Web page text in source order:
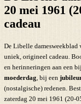
20 mei 1961
cadeau
De Libelle damesweekblad
uniek, origineel cadeau.
en herinneringen aan een
moederdag, bij een
(nostalgische) redenen.
zaterdag 20 mei 1961 (20-